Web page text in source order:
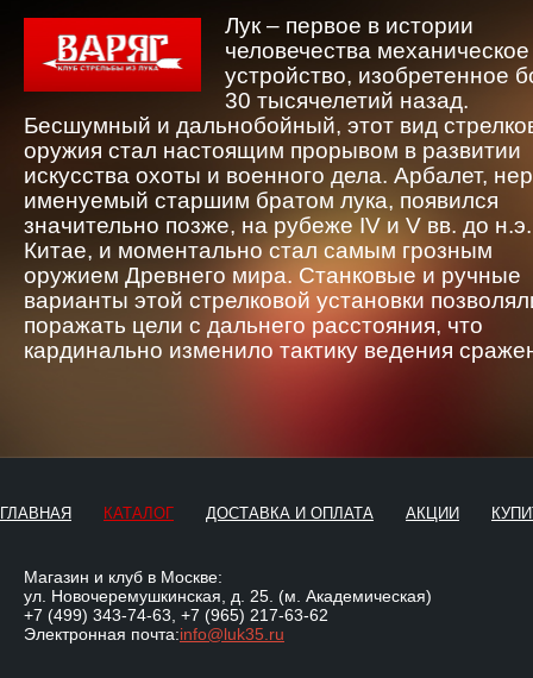
Лук – первое в истории
человечества механическое
устройство, изобретенное
30 тысячелетий назад.
Бесшумный и дальнобойный, этот вид
оружия стал настоящим прорывом в развитии
искусства охоты и военного дела. Арбалет,
именуемый старшим братом лука, появился
значительно позже, на рубеже IV и V вв. до
Китае, и моментально стал самым грозным
оружием Древнего мира. Станковые и ручные
варианты этой стрелковой установки
поражать цели с дальнего расстояния, что
кардинально изменило тактику ведения
ГЛАВНАЯ КАТАЛОГ ДОСТАВКА И ОПЛАТА АКЦИИ
Магазин и клуб в Москве:
ул. Новочеремушкинская, д. 25. (м. Академическая)
+7 (499) 343-74-63 +7 (965) 217-63-62
Электронная почта:info@luk35.ru